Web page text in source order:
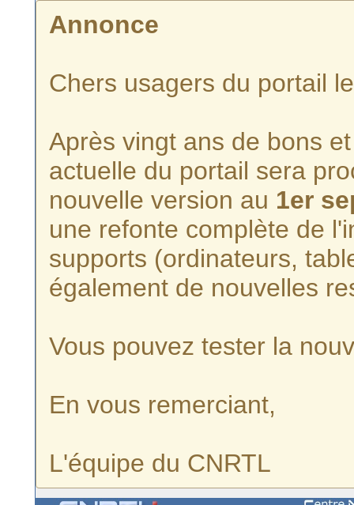
Annonce
Chers usagers du portail
Après vingt ans de bons
actuelle du portail sera
nouvelle version au 1er
une refonte complète de
supports (ordinateurs,
également de nouvelles
Vous pouvez tester la
En vous remerciant,
L'équipe du CNRTL